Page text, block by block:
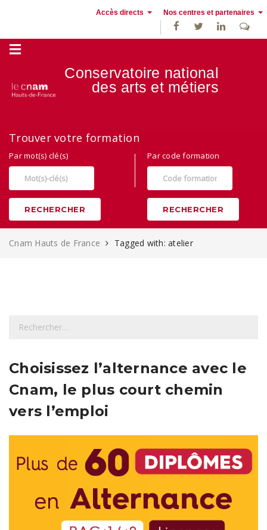
Accès directs Nos centres et partenaires
France
Conservatoire national
des arts et métiers
Trouver votre formation
Par mot(s) clé(s)
RECHERCHER
Par code formation
RECHERCHER
Cnam Hauts de France Tagged with: atelier
h
r
c
e
Choisissez l’alternance avec le
Cnam, le plus court chemin
vers l’emploi